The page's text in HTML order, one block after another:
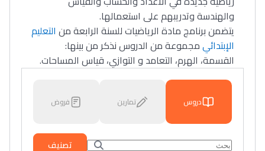
والهندسة وتدريبهم على استعمالها.
يتضمن برنامج مادة الرياضيات للسنة الرابعة من التعليم
الإبتدائيمجموعة من الدروس نذكر من بينها:
القسمة، الهرم، التعامد و التوازي، قياس المساحات.
دروس تمارين فروض
تصنيف